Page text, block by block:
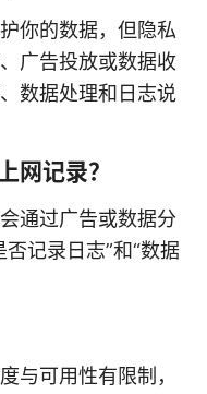
你的数据，但隐私
广告投放或数据收
数据处理和日志说
网记录？
通过广告或数据分
记录日志”和“数据
与可用性有限制，